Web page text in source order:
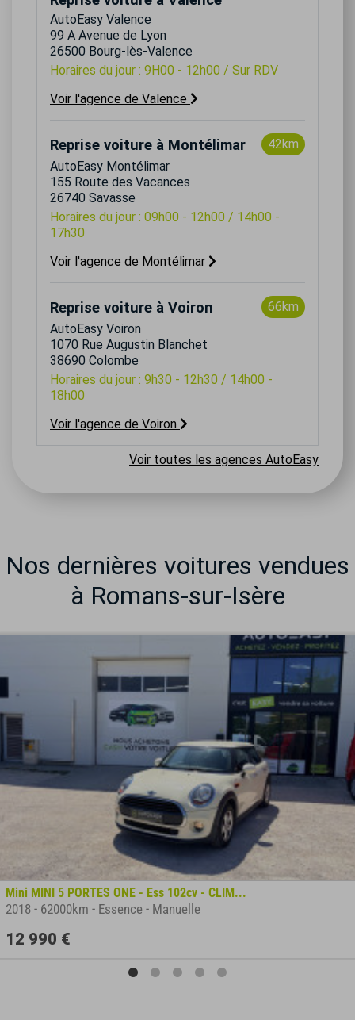
AutoEasy Valence
99 A Avenue de Lyon
26500 Bourg-lès-Valence
Horaires du jour : 9H00 - 12h00 / Sur RDV
Voir l'agence de Valence
Reprise voiture à Montélimar
42km
AutoEasy Montélimar
155 Route des Vacances
26740 Savasse
Horaires du jour : 09h00 - 12h00 / 14h00 -
17h30
Voir l'agence de Montélimar
Reprise voiture à Voiron
66km
AutoEasy Voiron
1070 Rue Augustin Blanchet
38690 Colombe
Horaires du jour : 9h30 - 12h30 / 14h00 -
18h00
Voir l'agence de Voiron
Voir toutes les agences AutoEasy
Nos dernières voitures vendues
à Romans-sur-Isère
Mini MINI 5 PORTES ONE - Ess 102cv - CLIM...
2018 - 62000km - Essence - Manuelle
12 990 €